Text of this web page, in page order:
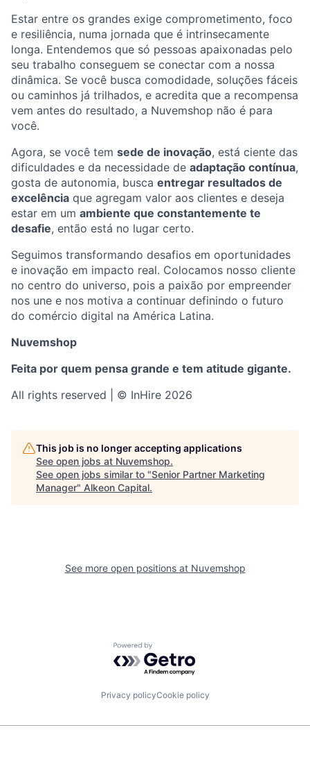
Estar entre os grandes exige comprometimento, foco
e resiliência, numa jornada que é intrinsecamente
longa. Entendemos que só pessoas apaixonadas pelo
seu trabalho conseguem se conectar com a nossa
dinâmica. Se você busca comodidade, soluções fáceis
ou caminhos já trilhados, e acredita que a recompensa
vem antes do resultado, a Nuvemshop não é para
você.
Agora, se você tem sede de inovação, está ciente das
dificuldades e da necessidade de adaptação contínua,
gosta de autonomia, busca entregar resultados de
excelência que agregam valor aos clientes e deseja
estar em um ambiente que constantemente te
desafie, então está no lugar certo.
Seguimos transformando desafios em oportunidades
e inovação em impacto real. Colocamos nosso cliente
no centro do universo, pois a paixão por empreender
nos une e nos motiva a continuar definindo o futuro
do comércio digital na América Latina.
Nuvemshop
Feita por quem pensa grande e tem atitude gigante.
All rights reserved | © InHire 2026
This job is no longer accepting applications
See open jobs at Nuvemshop.
See open jobs similar to "Senior Partner Marketing
Manager" Alkeon Capital.
See more open positions at Nuvemshop
Powered by Getro.com
Privacy policyCookie policy